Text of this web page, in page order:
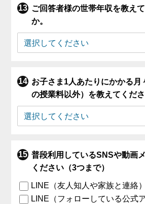
ご回答者様の世帯年収を教え
か。
お子さま1人あたりにかかる月
の授業料以外）を教えてくださ
普段利用しているSNSや動画
ください（3つまで）
LINE（友人知人や家族と連絡）
LINE（フォローしている公式